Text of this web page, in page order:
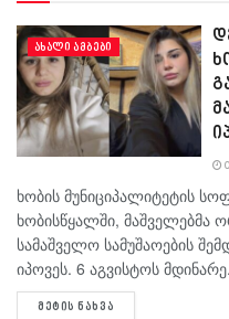
ᲐᲮᲐᲚᲘ ᲐᲛᲑᲔᲑᲘ
ხობის მუნიციპალიტეტის
ხობისწყალში, მაშველებმა
სამაშველო სამუშაოების
იპოვეს. 6 აგვისტოს
ᲛᲔᲢᲘᲡ ᲜᲐᲮᲕᲐ